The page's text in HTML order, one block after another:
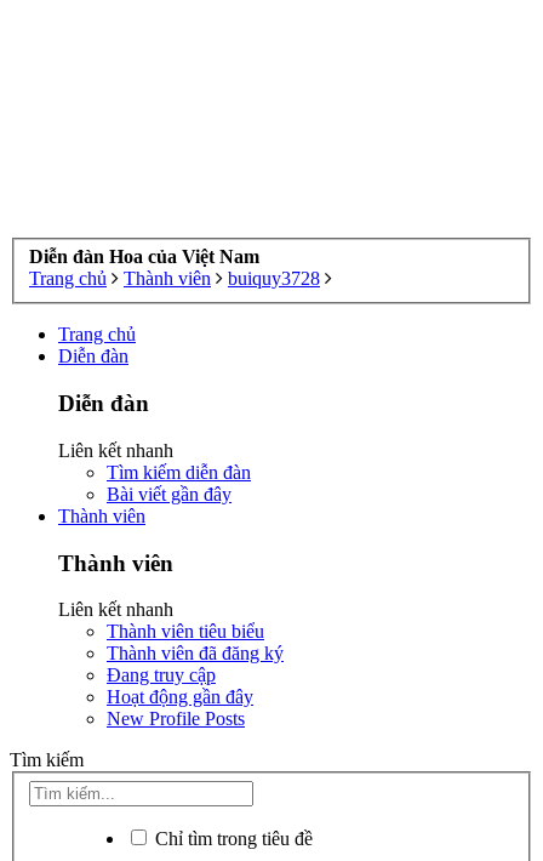
Diễn đàn Hoa của Việt Nam
Trang chủ
Thành viên buiquy3728
Trang chủ
Diễn đàn
Diễn đàn
Liên kết nhanh
Tìm kiếm diễn đàn
Bài viết gần đây
Thành viên
Thành viên
Liên kết nhanh
Thành viên tiêu biểu
Thành viên đã đăng ký
Đang truy cập
Hoạt động gần đây
New Profile Posts
Tìm kiếm
Chỉ tìm trong tiêu đề